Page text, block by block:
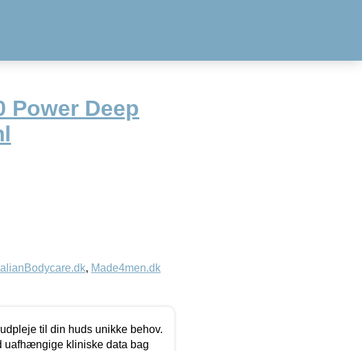
Power Deep
, Made4men.dk
til din huds unikke behov.
uafhængige kliniske data bag